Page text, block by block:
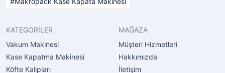
KATEGORİLER
Vakum Makinesi
Kase Kapatma Makinesi
Köfte Kalıpları
MAĞAZA
Müşteri Hizmetleri
Hakkımızda
İletişim